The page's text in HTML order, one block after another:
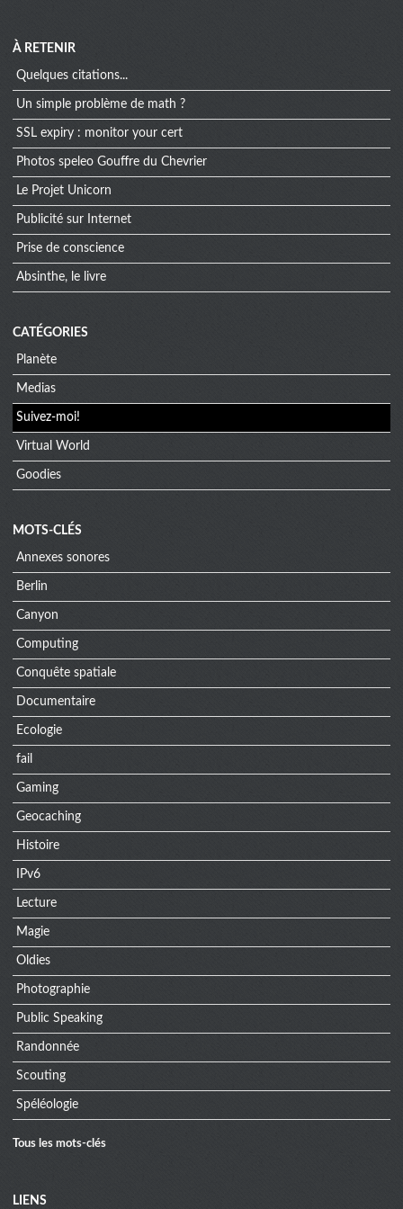
À RETENIR
Quelques citations...
Un simple problème de math ?
SSL expiry : monitor your cert
Photos speleo Gouffre du Chevrier
Le Projet Unicorn
Publicité sur Internet
Prise de conscience
Absinthe, le livre
CATÉGORIES
Planète
Medias
Suivez-moi!
Virtual World
Goodies
MOTS-CLÉS
Annexes sonores
Berlin
Canyon
Computing
Conquête spatiale
Documentaire
Ecologie
fail
Gaming
Geocaching
Histoire
IPv6
Lecture
Magie
Oldies
Photographie
Public Speaking
Randonnée
Scouting
Spéléologie
Tous les mots-clés
LIENS